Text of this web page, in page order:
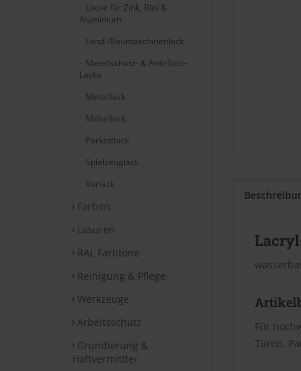
Lacke für Zink, Blei &
Aluminium
Land-/Baumaschinenlack
Metallschutz- & Anti-Rost-
Lacke
Metalllack
Möbellack
Parkettlack
Spielzeuglack
Vorlack
Farben
Lasuren
RAL Farbtöne
Reinigung & Pflege
Werkzeuge
Arbeitsschutz
Grundierung &
Haftvermittler
Für
Türen,